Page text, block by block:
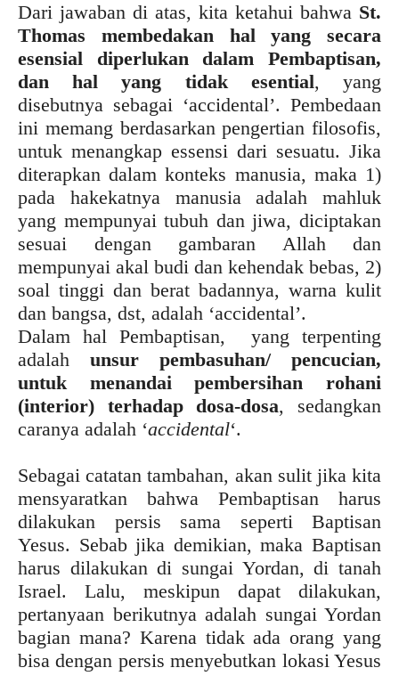
Dari jawaban di atas, kita ketahui bahwa St.
Thomas membedakan hal yang secara
esensial diperlukan dalam Pembaptisan,
dan hal yang tidak esential, yang
disebutnya sebagai ‘accidental’. Pembedaan
ini memang berdasarkan pengertian filosofis,
untuk menangkap essensi dari sesuatu. Jika
diterapkan dalam konteks manusia, maka 1)
pada hakekatnya manusia adalah mahluk
yang mempunyai tubuh dan jiwa, diciptakan
sesuai dengan gambaran Allah dan
mempunyai akal budi dan kehendak bebas, 2)
soal tinggi dan berat badannya, warna kulit
dan bangsa, dst, adalah ‘accidental’.
Dalam hal Pembaptisan, yang terpenting
adalah unsur pembasuhan/ pencucian,
untuk menandai pembersihan rohani
(interior) terhadap dosa-dosa, sedangkan
caranya adalah ‘accidental‘.
Sebagai catatan tambahan, akan sulit jika kita
mensyaratkan bahwa Pembaptisan harus
dilakukan persis sama seperti Baptisan
Yesus. Sebab jika demikian, maka Baptisan
harus dilakukan di sungai Yordan, di tanah
Israel. Lalu, meskipun dapat dilakukan,
pertanyaan berikutnya adalah sungai Yordan
bagian mana? Karena tidak ada orang yang
bisa dengan persis menyebutkan lokasi Yesus